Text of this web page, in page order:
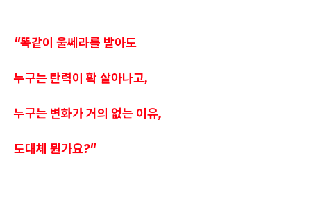
"똑같이 울쎄라를 받아도
누구는 탄력이 확 살아나고,
누구는 변화가 거의 없는 이유,
도대체 뭔가요?"